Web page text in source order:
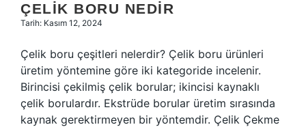
ÇELIK BORU NEDIR
Tarih: Kasım 12, 2024
Çelik boru çeşitleri nelerdir? Çelik boru ürünleri
üretim yöntemine göre iki kategoride incelenir.
Birincisi çekilmiş çelik borular; ikincisi kaynaklı
çelik borulardır. Ekstrüde borular üretim sırasında
kaynak gerektirmeyen bir yöntemdir. Çelik Çekme